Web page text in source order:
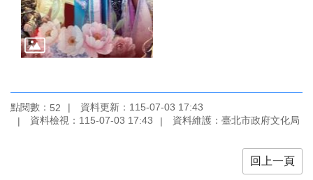
頁
網
站
陳
點閱數： 52
資料更新：115-07-03 17:43
資料檢視：115-07-03 17:43
資料維護：臺北市政府文化局
回上一頁